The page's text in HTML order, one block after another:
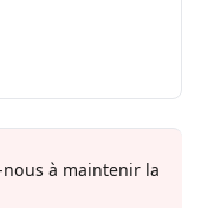
nous à maintenir la